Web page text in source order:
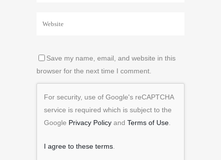
Save my name, email, and website in this
browser for the next time I comment.
For security, use of Google's reCAPTCHA
service is required which is subject to the
Google Privacy Policy and Terms of Use
I agree to these terms